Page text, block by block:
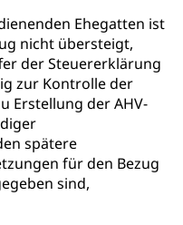
Ehegatten ist
nicht übersteigt,
der Steuererklärung
zur Kontrolle der
Erstellung der AHV-
spätere
für den Bezug
sind,
vif
Tod,
elterliche